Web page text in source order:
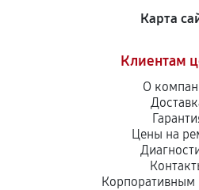
Карта
Клиентам
О
Цены на
Корпоративным